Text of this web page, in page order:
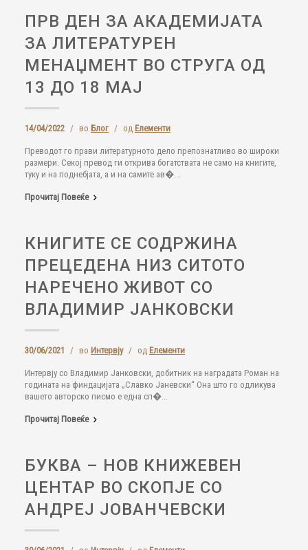
ПРВ ДЕН ЗА АКАДЕМИЈАТА
ЗА ЛИТЕРАТУРЕН
МЕНАЏМЕНТ ВО СТРУГА ОД
13 ДО 18 МАЈ
14/04/2022 / во Блог / од Елементи
Преводот го прави литературното дело препознатливо во широки
размери. Секој превод ги открива богатствата не само на книгите,
туку и на поднебјата, а и на самите ав�...
Прочитај Повеќе
КНИГИТЕ СЕ СОДРЖИНА
ПРЕЦЕДЕНА НИЗ СИТОТО
НАРЕЧЕНО ЖИВОТ СО
ВЛАДИМИР ЈАНКОВСКИ
30/06/2021 / во Интервју / од Елементи
Интервју со Владимир Јанковски, добитник на наградата Роман на
годината на финдацијата „Славко Јаневски“ Она што го одликува
вашето авторско писмо е една сп�...
Прочитај Повеќе
БУКВА – НОВ КНИЖЕВЕН
ЦЕНТАР ВО СКОПЈЕ СО
АНДРЕЈ ЈОВАНЧЕВСКИ